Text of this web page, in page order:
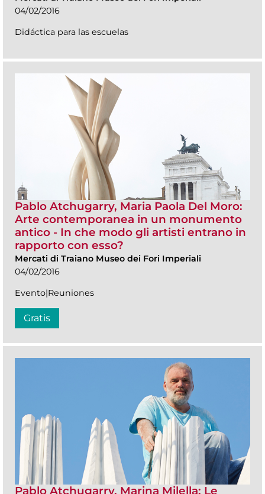
04/02/2016
Didáctica para las escuelas
Pablo Atchugarry, Maria Paola Del Moro:
Arte contemporanea in un monumento
antico - In che modo gli artisti entrano in
rapporto con esso?
Mercati di Traiano Museo dei Fori Imperiali
04/02/2016
Evento|Reuniones
Gratis
Pablo Atchugarry, Marina Milella: Le